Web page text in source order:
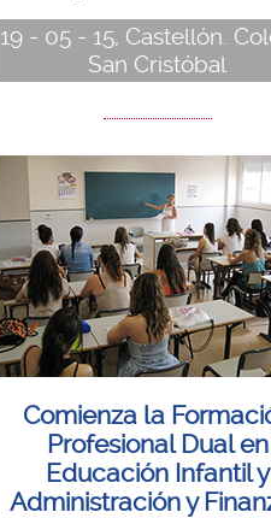
19 - 05 - 15, Castellón.
San Cristóbal
Comienza la
Profesional Dual en
Educación Infantil y
Administración y